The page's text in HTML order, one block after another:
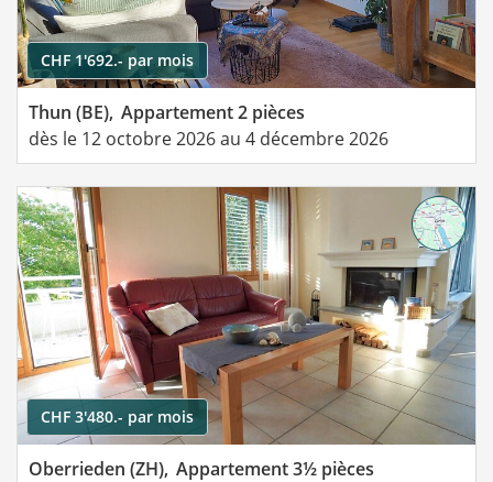
CHF 1'692.- par mois
Thun (BE), Appartement 2 pièces
dès le 12 octobre 2026 au 4 décembre 2026
CHF 3'480.- par mois
Oberrieden (ZH), Appartement 3½ pièces